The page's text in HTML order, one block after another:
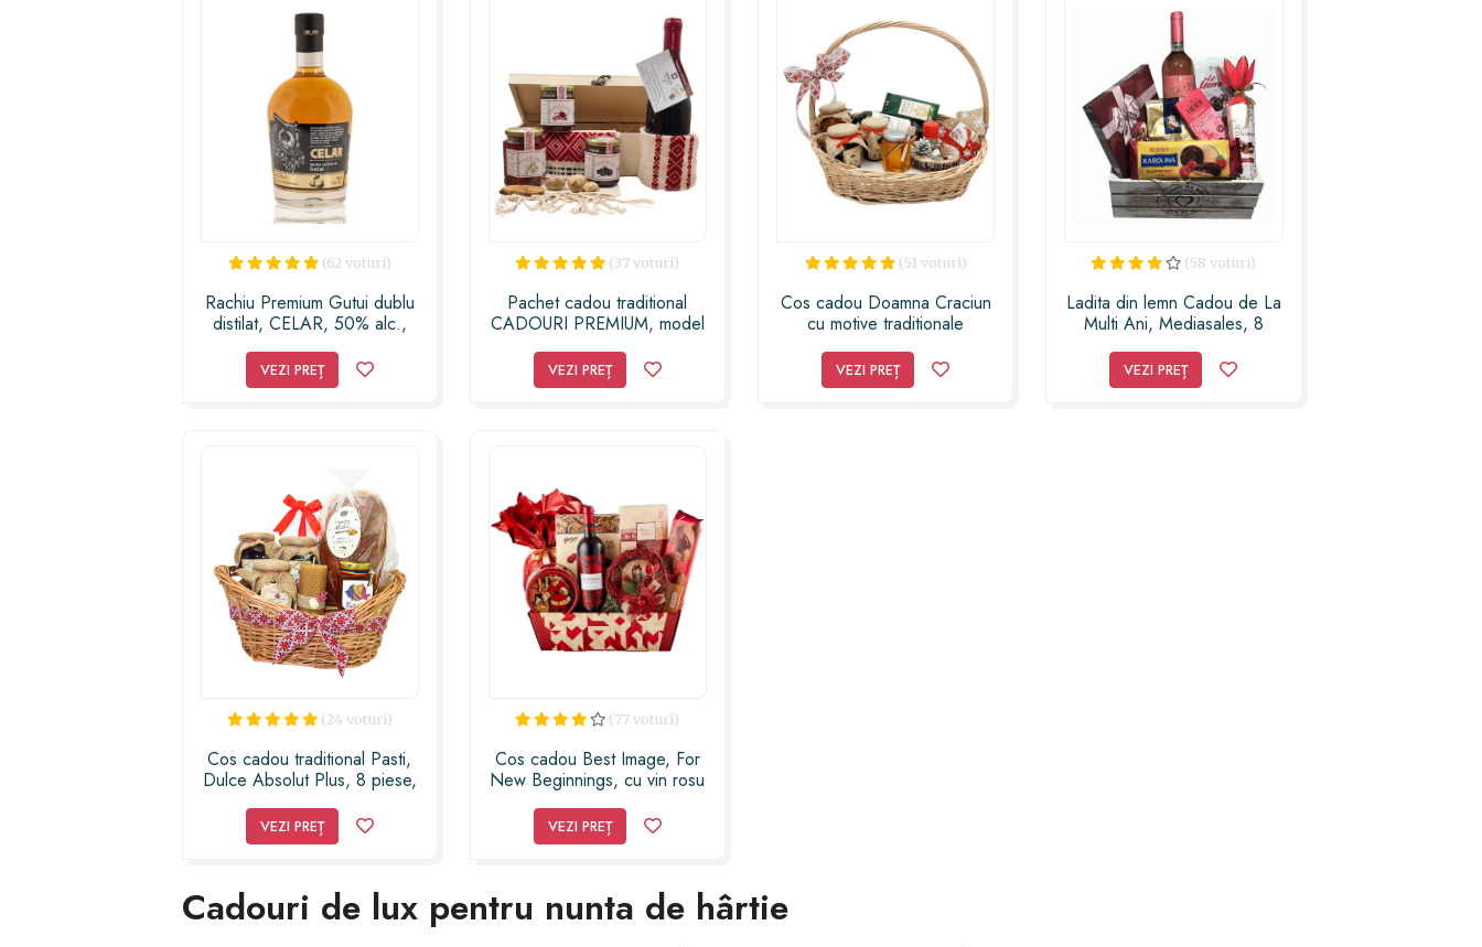
(62 voturi)
Rachiu Premium Gutui dublu
distilat, CELAR, 50% alc.,
VEZI PREȚ
(37 voturi)
Pachet cadou traditional
CADOURI PREMIUM, model
colectie, gusturile familiare
de zacusca, dulceata de
VEZI PREȚ
(51 voturi)
Cos cadou Doamna Craciun
cu motive traditionale
impletit de mesteri populari -
23h Events
VEZI PREȚ
(58 voturi)
Ladita din lemn Cadou de La
Multi Ani, Mediasales, 8
VEZI PREȚ
(24 voturi)
Cos cadou traditional Pasti,
Dulce Absolut Plus, 8 piese,
23h Events
VEZI PREȚ
(77 voturi)
Cos cadou Best Image, For
New Beginnings, cu vin rosu
si coaja de portocala,
fursecuri cu unt, praline si
VEZI PREȚ
Cadouri de lux pentru nunta de hârtie